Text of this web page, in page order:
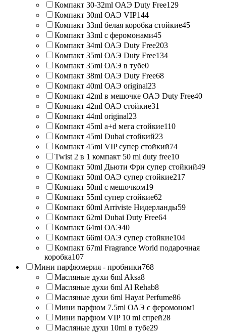
Компакт 30-32ml ОАЭ Duty Free129
Компакт 30ml ОАЭ VIP144
Компакт 33ml белая коробка стойкие45
Компакт 33ml с феромонами45
Компакт 34ml ОАЭ Duty Free203
Компакт 35ml ОАЭ Duty Free134
Компакт 35ml ОАЭ в тубе0
Компакт 38ml ОАЭ Duty Free68
Компакт 40ml ОАЭ original23
Компакт 42ml в мешочке ОАЭ Duty Free40
Компакт 42ml ОАЭ стойкие31
Компакт 44ml original23
Компакт 45ml a+d мега стойкие110
Компакт 45ml Dubai стойкий23
Компакт 45ml VIP супер стойкий74
Twist 2 в 1 компакт 50 ml duty free10
Компакт 50ml Дьюти Фри супер стойкий49
Компакт 50ml ОАЭ супер стойкие217
Компакт 50ml с мешочком19
Компакт 55ml супер стойкие62
Компакт 60ml Arriviste Нидерланды59
Компакт 62ml Dubai Duty Free64
Компакт 64ml ОАЭ40
Компакт 66ml ОАЭ супер стойкие104
Компакт 67ml Fragrance World подарочная
коробка107
Мини парфюмерия - пробники768
Масляные духи 6ml Aksa8
Масляные духи 6ml Al Rehab8
Масляные духи 6ml Hayat Perfume86
Мини парфюм 7.5ml ОАЭ с феромоном1
Мини парфюм VIP 10 ml спрей28
Масляные духи 10ml в тубе29